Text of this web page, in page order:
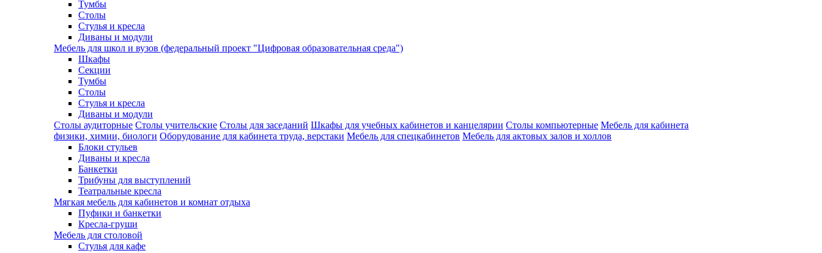
Тумбы
Столы
Стулья и кресла
Диваны и модули
Мебель для школ и вузов (федеральный проект "Цифровая образовательная среда")
Шкафы
Секции
Тумбы
Столы
Стулья и кресла
Диваны и модули
Столы аудиторные Столы учительские Столы для заседаний Шкафы для учебных кабинетов и канцелярии Столы компьютерные Мебель для кабинета
физики, химии, биологи Оборудование для кабинета труда, верстаки Мебель для спецкабинетов Мебель для актовых залов и холлов
Блоки стульев
Диваны и кресла
Банкетки
Трибуны для выступлений
Театральные кресла
Мягкая мебель для кабинетов и комнат отдыха
Пуфики и банкетки
Кресла-груши
Мебель для столовой
Cтулья для кафе